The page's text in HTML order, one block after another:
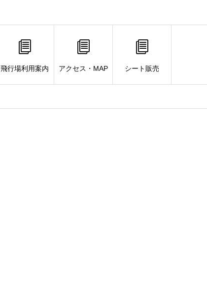
飛行場利用案内 アクセス・MAP シート販売